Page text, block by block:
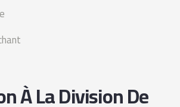
À La Division De